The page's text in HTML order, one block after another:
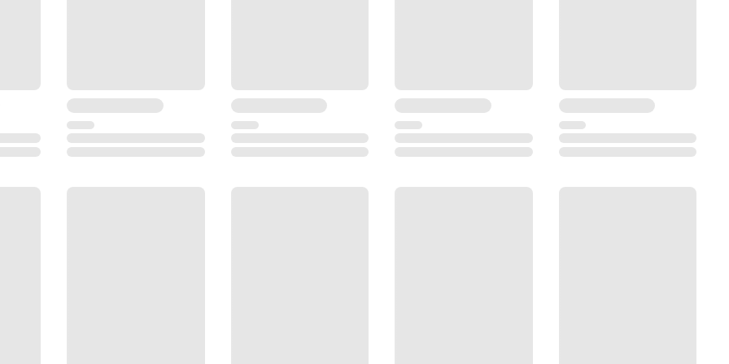
Запись и передача данных (USB тип A и mini B)
Да
RS232